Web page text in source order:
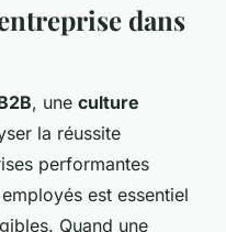
dans
, une culture
la réussite
performantes
est essentiel
Quand une